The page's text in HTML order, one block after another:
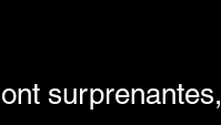
surprenantes,